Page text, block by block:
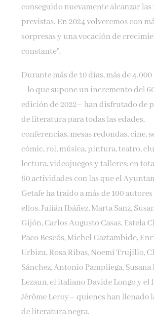
conseguido nuevamente alcanzar las
previstas. En 2024 volveremos con
sorpresas y una vocación de
constante”.
Durante más de 10 días, más de
–lo que supone un incremento del
edición de 2022– han disfrutado de
de literatura para todas las edades,
conferencias, mesas redondas, cine,
cómic, rol, música, pintura, teatro,
lectura, videojuegos y talleres; en
60 actividades con las que el
Getafe ha traído a más de 100
ellos, Julián Ibáñez, Marta Sanz,
Gijón, Carlos Augusto Casas, Estela
Paco Bescós, Michel Gaztambide,
Urbizu, Rosa Ribas, Noemí Trujillo,
Sánchez, Antonio Pampliega,
Lezaun, el italiano Davide Longo y el
Jérôme Leroy– quienes han llenado
de literatura negra.